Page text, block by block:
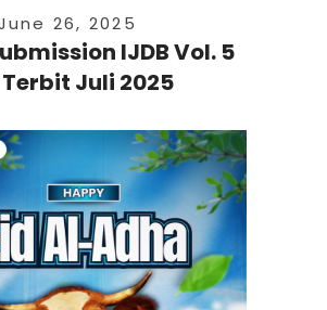
26, 2025
IJDB Vol. 5
Terbit Juli 2025